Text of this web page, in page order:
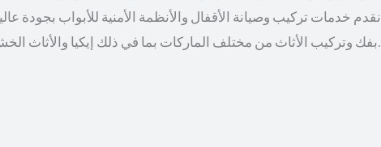
نقدم خدمات تركيب وصيانة الأقفال والأنظمة الأمنية للأبواب بجودة